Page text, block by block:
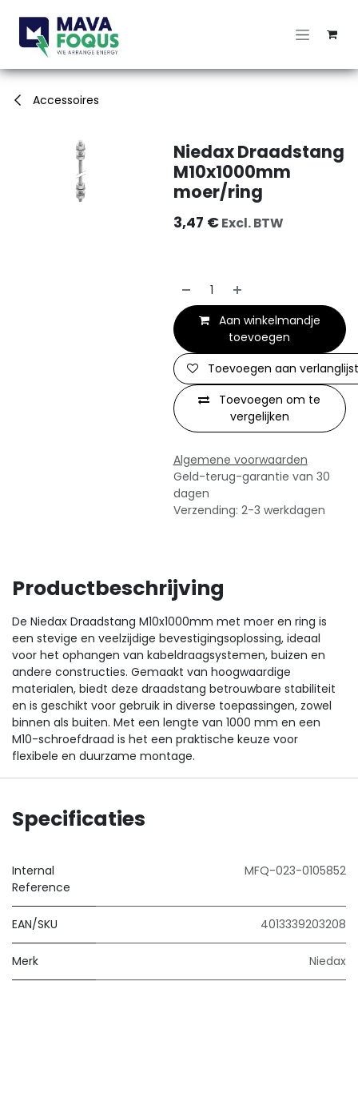
Accessoires
Niedax Draadstang
M10x1000mm
moer/ring
3,47 €Excl. BTW
Aan winkelmandje
toevoegen
Toevoegen om te
vergelijken
Toevoegen aan verlanglijst
Algemene voorwaarden
Geld-terug-garantie van 30
dagen
Verzending: 2-3 werkdagen
Productbeschrijving
De Niedax Draadstang M10x1000mm met moer en ring is
een stevige en veelzijdige bevestigingsoplossing, ideaal
voor het ophangen van kabeldraagsystemen, buizen en
andere constructies. Gemaakt van hoogwaardige
materialen, biedt deze draadstang betrouwbare stabiliteit
en is geschikt voor gebruik in diverse toepassingen, zowel
binnen als buiten. Met een lengte van 1000 mm en een
M10-schroefdraad is het een praktische keuze voor
flexibele en duurzame montage.
Specificaties
Internal
Reference
MFQ-023-0105852
EAN/SKU 4013339203208
Merk Niedax